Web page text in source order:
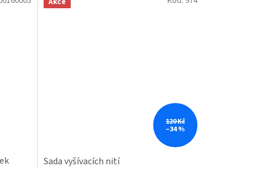
120 Kč
–34 %
Sada vyšívacích nití